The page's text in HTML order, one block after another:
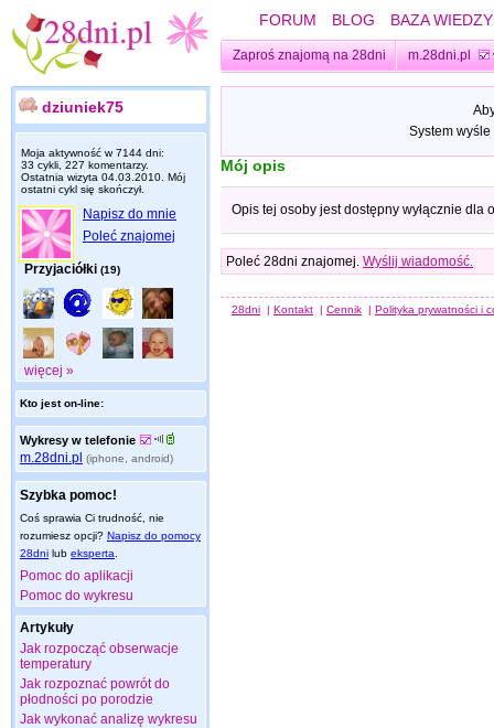
FORUM BLOG BAZA WIEDZY
Zaproś znajomą na 28dni m.28dni.pl
dziuniek75
Moja aktywność w 7144 dni:
33 cykli, 227 komentarzy.
Ostatnia wizyta 04.03.2010 . Mój
ostatni cykl się skończył.
Napisz do mnie
Poleć znajomej
Przyjaciółki (19)
więcej »
Kto jest on-line:
Wykresy w telefonie
m.28dni.pl (iphone, android)
Szybka pomoc!
Coś sprawia Ci trudność, nie
rozumiesz opcji? Napisz do pomocy
28dni lub eksperta
Pomoc do aplikacji
Pomoc do wykresu
Artykuły
Jak rozpocząć obserwacje
temperatury
Jak rozpoznać powrót do
płodności po porodzie
Jak wykonać analizę wykresu
System
Mój opis
Opis tej osoby jest dostępny wyłącznie dla
Poleć 28dni znajomej. Wyślij wiadomość.
28dni | Kontakt | Cennik | Polityka prywatności i